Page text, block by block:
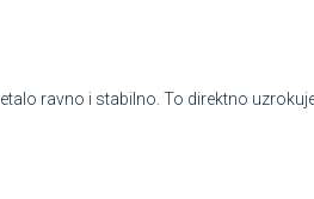
ravno i stabilno. To direktno